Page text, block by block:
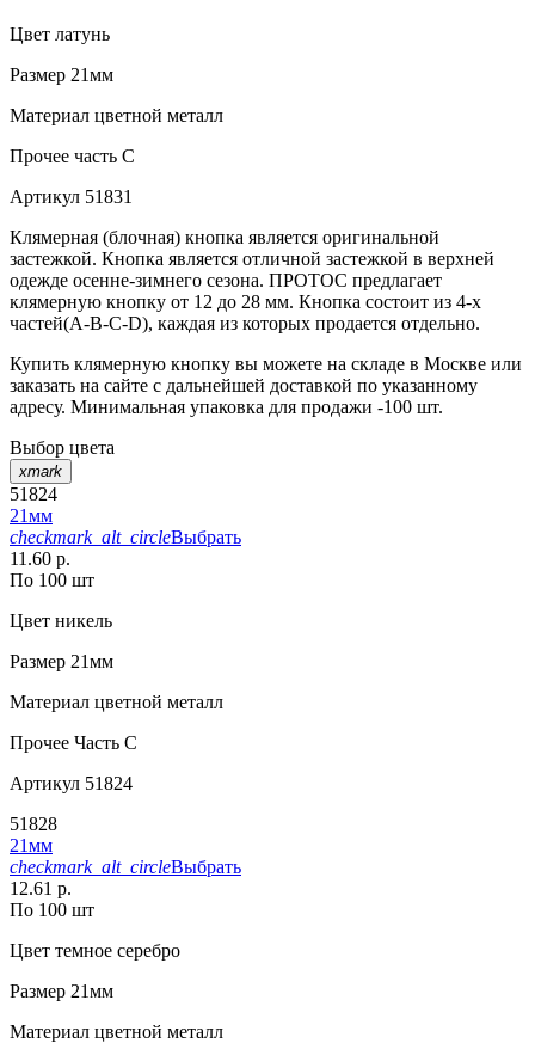
Цвет латунь
Размер 21мм
Материал цветной металл
Прочее часть С
Артикул 51831
Клямерная (блочная) кнопка является оригинальной
застежкой. Кнопка является отличной застежкой в верхней
одежде осенне-зимнего сезона. ПРОТОС предлагает
клямерную кнопку от 12 до 28 мм. Кнопка состоит из 4-х
частей(А-В-С-D), каждая из которых продается отдельно.
Купить клямерную кнопку вы можете на складе в Москве или
заказать на сайте с дальнейшей доставкой по указанному
адресу. Минимальная упаковка для продажи -100 шт.
Выбор цвета
xmark
51824
21мм
checkmark_alt_circleВыбрать
11.60 р.
По 100 шт
Цвет никель
Размер 21мм
Материал цветной металл
Прочее Часть С
Артикул 51824
51828
21мм
checkmark_alt_circleВыбрать
12.61 р.
По 100 шт
Цвет темное серебро
Размер 21мм
Материал цветной металл